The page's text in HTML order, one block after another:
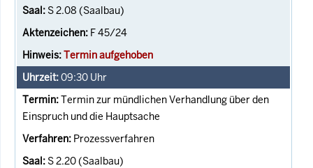
S 2.08 (Saalbau)
F 45/24
Termin aufgehoben
09:30 Uhr
Termin zur mündlichen Verhandlung über den
Einspruch und die Hauptsache
Prozessverfahren
S 2.20 (Saalbau)